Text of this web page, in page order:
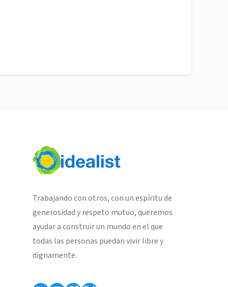
Trabajando con otros, con un espíritu de
generosidad y respeto mutuo, queremos
ayudar a construir un mundo en el que
todas las personas puedan vivir libre y
dignamente.